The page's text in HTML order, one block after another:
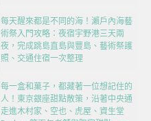
每天醒來都是不同的海！瀨戶內海藝
術祭入門攻略：夜宿宇野港三天兩
夜，完成跳島直島與豐島、藝術祭護
照、交通住宿一次整理
每一盒和菓子，都藏著一位想記住的
人！東京銀座甜點散策，沿著中央通
走進木村家、空也、虎屋、資生堂